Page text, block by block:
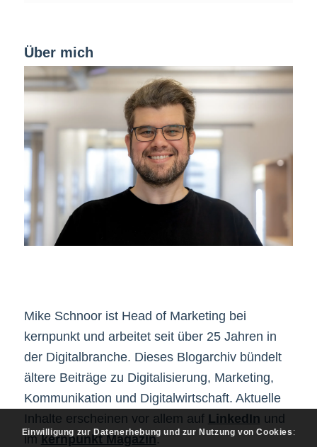
Über mich
Mike Schnoor ist Head of Marketing bei
kernpunkt und arbeitet seit über 25 Jahren in
der Digitalbranche. Dieses Blogarchiv bündelt
ältere Beiträge zu Digitalisierung, Marketing,
Kommunikation und Digitalwirtschaft. Aktuelle
Inhalte erscheinen vor allem auf LinkedIn und
imkernpunkt Magazin.
Einwilligung zur Datenerhebung und zur Nutzung von Cookies :